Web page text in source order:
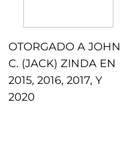
OTORGADO A JOHN
C. (JACK) ZINDA EN
2015, 2016, 2017, Y
2020